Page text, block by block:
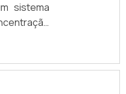
sistema
(termos
à sigla
Smart